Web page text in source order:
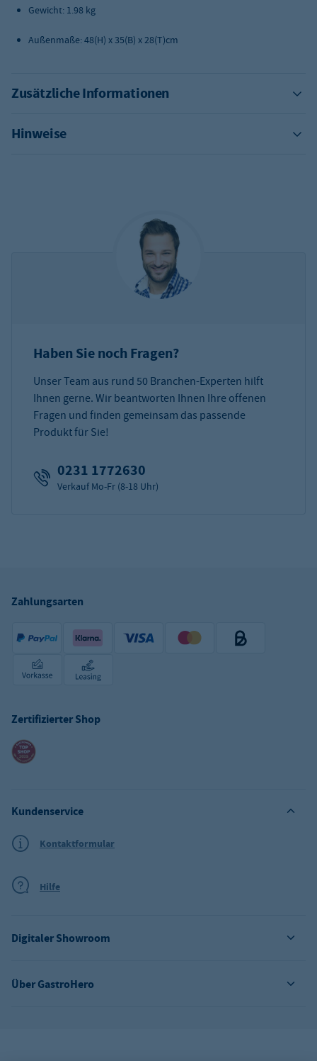
Gewicht: 1.98 kg
Außenmaße: 48(H) x 35(B) x 28(T)cm
Zusätzliche Informationen
Hinweise
Haben Sie noch Fragen?
Unser Team aus rund 50 Branchen-Experten hilft
Ihnen gerne. Wir beantworten Ihnen Ihre offenen
Fragen und finden gemeinsam das passende
Produkt für Sie!
0231 1772630
Verkauf Mo-Fr (8-18 Uhr)
Zahlungsarten
Zertifizierter Shop
Über GastroHero
Digitaler Showroom
Kundenservice
Kontaktformular
Hilfe